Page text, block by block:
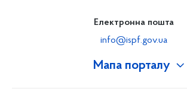
Мапа порталу
Електронна пошта
info@ispf.gov.ua